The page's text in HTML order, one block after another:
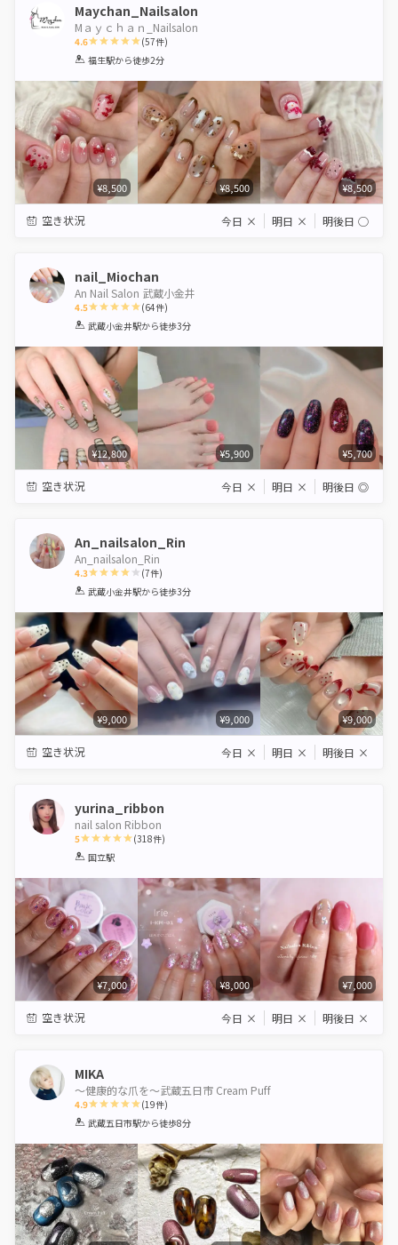
Maychan_Nailsalon
Mａｙｃｈａｎ_Nailsalon
4.6
1 2 3 4 5
(57件)
福生駅から徒歩2分
¥8,500 ¥8,500 ¥8,500
空き状況 今日 × 明日 × 明後日 ◯
nail_Miochan
An Nail Salon 武蔵小金井
4.5
1 2 3 4 5
(64件)
武蔵小金井駅から徒歩3分
¥12,800 ¥5,900 ¥5,700
空き状況 今日 × 明日 × 明後日 ◎
An_nailsalon_Rin
An_nailsalon_Rin
4.3
1 2 3 4 5
(7件)
武蔵小金井駅から徒歩3分
¥9,000 ¥9,000 ¥9,000
空き状況 今日 × 明日 × 明後日 ×
yurina_ribbon
nail salon Ribbon
5
1 2 3 4
(318件)
国立駅
¥7,000 ¥8,000 ¥7,000
空き状況 今日 × 明日 × 明後日 ×
MIKA
〜健康的な爪を〜武蔵五日市 Cream Puff
4.9
1 2 3 4 5
(19件)
武蔵五日市駅から徒歩8分